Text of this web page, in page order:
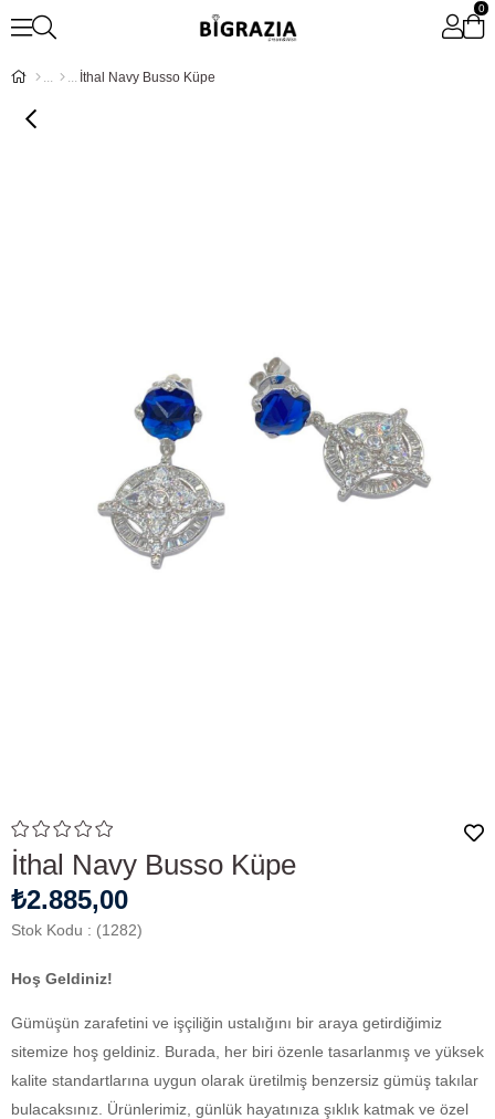
0
İthal Navy Busso Küpe
İthal Navy Busso Küpe
₺2.885,00
Stok Kodu (1282)
Hoş Geldiniz!
Gümüşün zarafetini ve işçiliğin ustalığını bir araya getirdiğimiz
sitemize hoş geldiniz. Burada, her biri özenle tasarlanmış ve yüksek
kalite standartlarına uygun olarak üretilmiş benzersiz gümüş takılar
bulacaksınız. Ürünlerimiz, günlük hayatınıza şıklık katmak ve özel